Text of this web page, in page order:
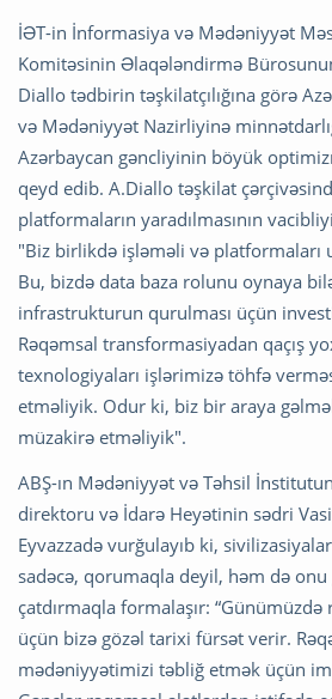
İƏT-in İnformasiya və Mədəniyyət
Komitəsinin Əlaqələndirmə
Diallo tədbirin təşkilatçılığına görə
və Mədəniyyət Nazirliyinə
Azərbaycan gəncliyinin böyük
qeyd edib. A.Diallo təşkilat
platformaların yaradılmasının
"Biz birlikdə işləməli və platformaları
Bu, bizdə data baza rolunu oynaya
infrastrukturun qurulması üçün
Rəqəmsal transformasiyadan qaçış
texnologiyaları işlərimizə töhfə
etməliyik. Odur ki, biz bir araya
müzakirə etməliyik".
ABŞ-ın Mədəniyyət və Təhsil
direktoru və İdarə Heyətinin sədri
Eyvazzadə vurğulayıb ki,
sadəcə, qorumaqla deyil, həm də onu
çatdırmaqla formalaşır:
üçün bizə gözəl tarixi fürsət verir.
mədəniyyətimizi təbliğ etmək üçün